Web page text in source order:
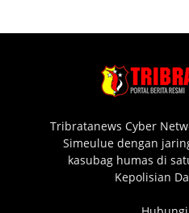
Tribratanews Cyber
Simeulue dengan
kasubag humas di
Kepolisian